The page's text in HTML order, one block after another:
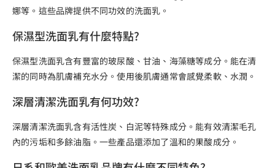
娜等。這些品牌提供不同功效的洗面乳。
保濕型洗面乳有什麼特點?
保濕型洗面乳含有豐富的玻尿酸、甘油、海藻糖等成分。能在清
潔的同時為肌膚補充水分。使用後肌膚通常會感覺柔軟、水潤。
深層清潔洗面乳有何功效?
深層清潔洗面乳含有活性炭、白泥等特殊成分。能有效清潔毛孔
內的污垢和多餘油脂。一些產品還添加了溫和的果酸成分。